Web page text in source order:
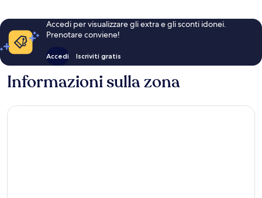
Accedi per visualizzare gli extra e gli sconti idonei.
Prenotare conviene!
Accedi Iscriviti gratis
Informazioni sulla zona